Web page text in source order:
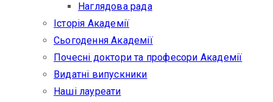
Наглядова рада
Історія Академії
Сьогодення Академії
Почесні доктори та професори Академії
Видатні випускники
Наші лауреати